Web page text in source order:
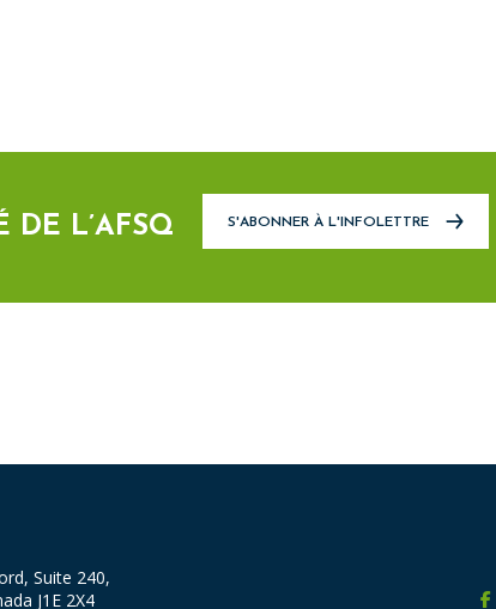
DE L’AFSQ S'ABONNER À L'INFOLETTRE
Suite 240,
J1E 2X4